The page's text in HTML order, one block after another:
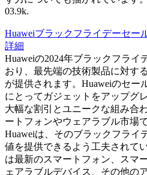
03.9k.
Huaweiブラックフライデーセー
詳細
Huaweiの2024年ブラックフライ
おり、最先端の技術製品に対す
が提供されます。Huaweiのセー
にとってガジェットをアップグ
大幅な割引とユニークな組み合
ートフォンやウェアラブル市場
Huaweiは、そのブラックフライ
値を提供できるよう工夫されて
は最新のスマートフォン、スマ
ェアラブルデバイス、その他の